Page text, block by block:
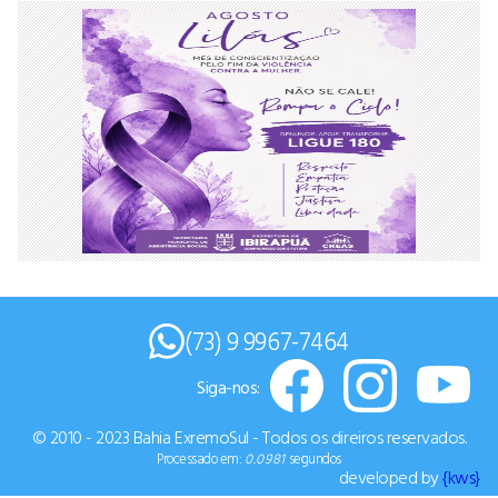
(73) 9 9967-7464
© 2010 - 2023 Bahia ExremoSul - Todos os direiros reservados.
Processado em: 0.0981 segundos
Siga-nos:
developed by{kws}